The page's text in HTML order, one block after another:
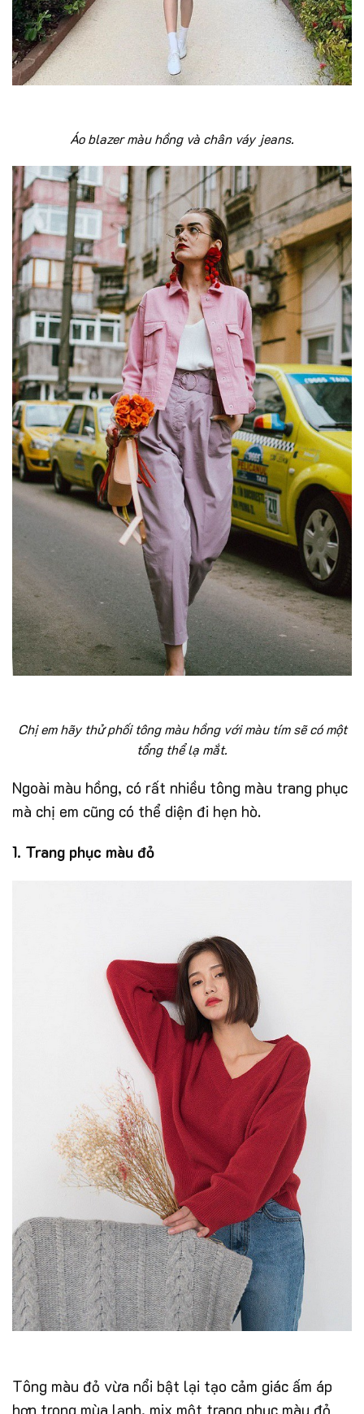
Áo blazer màu hồng và chân váy jeans.
Chị em hãy thử phối tông màu hồng với màu tím sẽ có một
tổng thể lạ mắt.
Ngoài màu hồng, có rất nhiều tông màu trang phục
mà chị em cũng có thể diện đi hẹn hò.
1. Trang phục màu đỏ
Tông màu đỏ vừa nổi bật lại tạo cảm giác ấm áp
hơn trong mùa lạnh, mix một trang phục màu đỏ